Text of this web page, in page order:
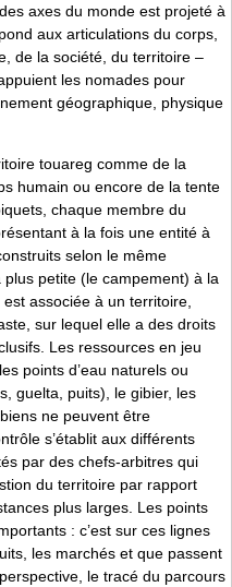
axes du monde est projeté à
aux articulations du corps,
de la société, du territoire –
les nomades pour
géographique, physique
touareg comme de la
humain ou encore de la tente
chaque membre du
à la fois une entité à
selon le même
petite (le campement) à la
associée à un territoire,
sur lequel elle a des droits
Les ressources en jeu
points d’eau naturels ou
guelta, puits), le gibier, les
ne peuvent être
s’établit aux différents
par des chefs-arbitres qui
du territoire par rapport
plus larges. Les points
: c’est sur ces lignes
les marchés et que passent
le tracé du parcours